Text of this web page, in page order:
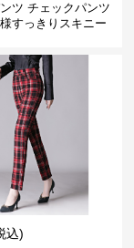
ツ チェックパンツ
すっきりスキニー
込)